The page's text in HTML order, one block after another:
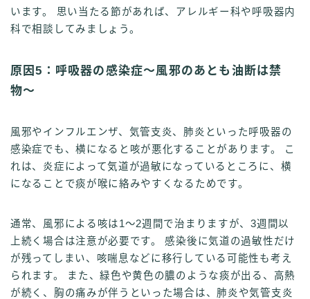
います。 思い当たる節があれば、アレルギー科や呼吸器内
科で相談してみましょう。
原因5：呼吸器の感染症〜風邪のあとも油断は禁
物〜
風邪やインフルエンザ、気管支炎、肺炎といった呼吸器の
感染症でも、横になると咳が悪化することがあります。 こ
れは、炎症によって気道が過敏になっているところに、横
になることで痰が喉に絡みやすくなるためです。
通常、風邪による咳は1〜2週間で治まりますが、3週間以
上続く場合は注意が必要です。 感染後に気道の過敏性だけ
が残ってしまい、咳喘息などに移行している可能性も考え
られます。 また、緑色や黄色の膿のような痰が出る、高熱
が続く、胸の痛みが伴うといった場合は、肺炎や気管支炎